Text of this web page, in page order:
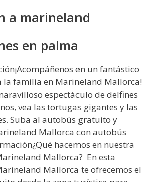
a marineland
en palma
en un fantástico
la familia en Marineland Mallorca!
espectáculo de delfines
vea las tortugas gigantes y las
Suba al autobús gratuito y
Mallorca con autobús
hacemos en nuestra
Mallorca? En esta
Mallorca te ofrecemos el